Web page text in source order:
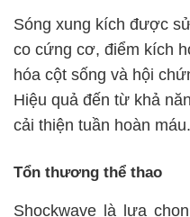
Sóng xung kích được
co cứng cơ, điểm kích
hóa cột sống và hội
Hiệu quả đến từ khả
cải thiện tuần hoàn máu.
Tổn thương thể thao
Shockwave là lựa